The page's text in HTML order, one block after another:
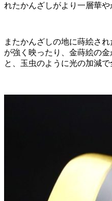
れたかんざしがより一層華や
またかんざしの地に蒔絵さ
が強く映ったり、金蒔絵の
と、玉虫のように光の加減で